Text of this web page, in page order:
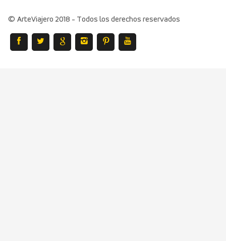
© ArteViajero 2018 - Todos los derechos reservados